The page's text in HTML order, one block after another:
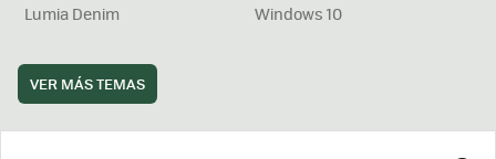
Lumia Denim
Windows 10
VER MÁS TEMAS